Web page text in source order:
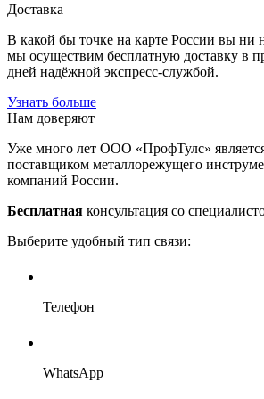
Доставка
В какой бы точке на карте России вы ни
мы осуществим бесплатную доставку в
дней надёжной экспресс-службой.
Узнать больше
Нам доверяют
Уже много лет ООО «ПрофТулс»
поставщиком металлорежущего
компаний России.
Бесплатная консультация со
Выберите удобный тип связи:
Телефон
WhatsApp